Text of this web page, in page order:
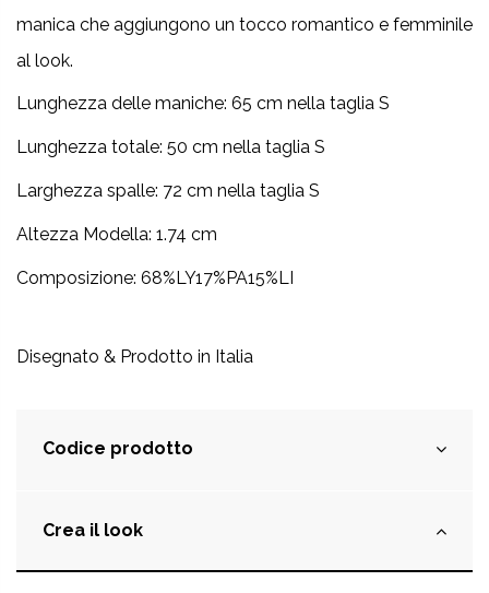
manica che aggiungono un tocco romantico e femminile
al look.
Lunghezza delle maniche: 65 cm nella taglia S
Lunghezza totale: 50 cm nella taglia S
Larghezza spalle: 72 cm nella taglia S
Altezza Modella: 1.74 cm
Composizione: 68%LY17%PA15%LI
Disegnato & Prodotto in Italia
Codice prodotto
Crea il look